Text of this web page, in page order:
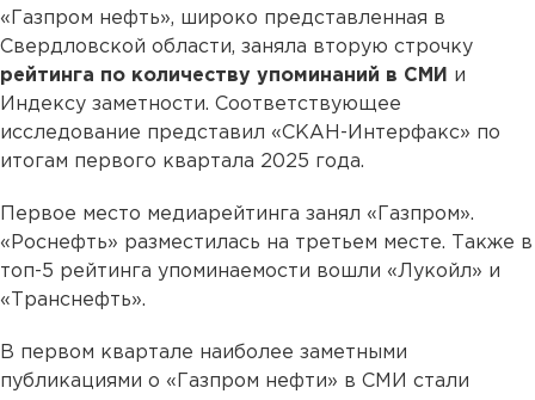
«Газпром нефть», широко представленная в
Свердловской области, заняла вторую строчку
рейтинга по количеству упоминаний в СМИ
и
Индексу заметности. Соответствующее
исследование представил «СКАН-Интерфакс» по
итогам первого квартала 2025 года.
Первое место медиарейтинга занял «Газпром».
«Роснефть» разместилась на третьем месте. Также в
топ-5 рейтинга упоминаемости вошли «Лукойл» и
«Транснефть».
В первом квартале наиболее заметными
публикациями о «Газпром нефти» в СМИ стали